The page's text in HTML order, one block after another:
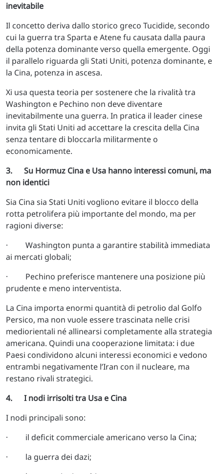
inevitabile
Il concetto deriva dallo storico greco Tucidide, secondo
cui la guerra tra Sparta e Atene fu causata dalla paura
della potenza dominante verso quella emergente. Oggi
il parallelo riguarda gli Stati Uniti, potenza dominante, e
la Cina, potenza in ascesa.
Xi usa questa teoria per sostenere che la rivalità tra
Washington e Pechino non deve diventare
inevitabilmente una guerra. In pratica il leader cinese
invita gli Stati Uniti ad accettare la crescita della Cina
senza tentare di bloccarla militarmente o
economicamente.
3. Su Hormuz Cina e Usa hanno interessi comuni, ma
non identici
Sia Cina sia Stati Uniti vogliono evitare il blocco della
rotta petrolifera più importante del mondo, ma per
ragioni diverse:
· Washington punta a garantire stabilità immediata
ai mercati globali;
· Pechino preferisce mantenere una posizione più
prudente e meno interventista.
La Cina importa enormi quantità di petrolio dal Golfo
Persico, ma non vuole essere trascinata nelle crisi
mediorientali né allinearsi completamente alla strategia
americana. Quindi una cooperazione limitata: i due
Paesi condividono alcuni interessi economici e vedono
entrambi negativamente l’Iran con il nucleare, ma
restano rivali strategici.
4. I nodi irrisolti tra Usa e Cina
I nodi principali sono:
· il deficit commerciale americano verso la Cina;
· la guerra dei dazi;